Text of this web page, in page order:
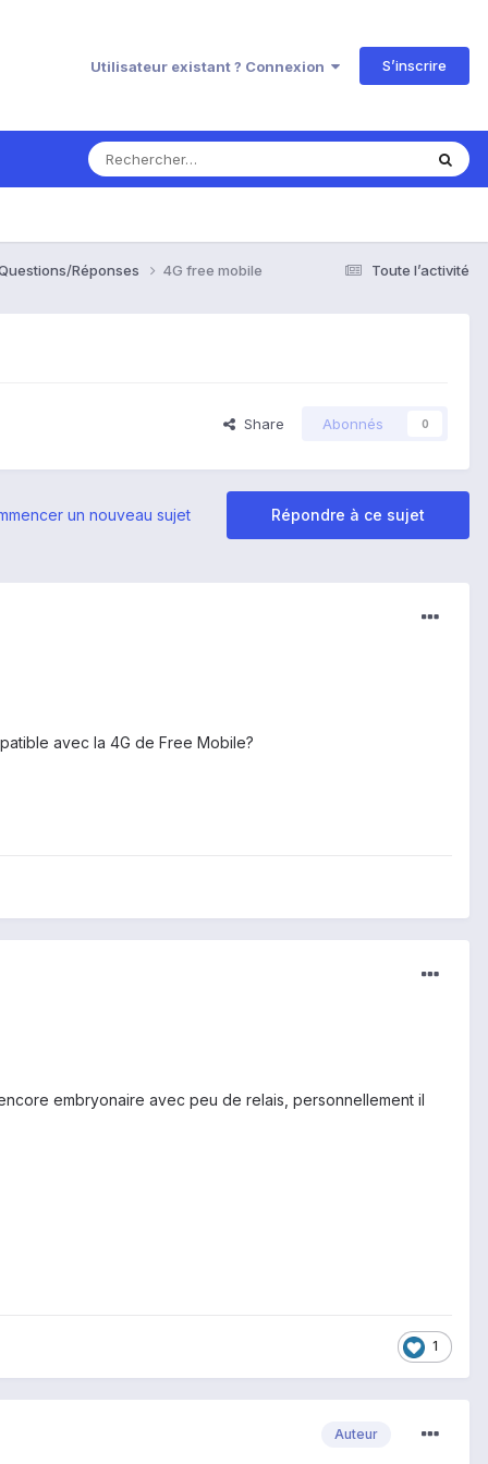
Utilisateur existant ? Connexion S’inscrire
Toute l’activité
Réponses 4G free mobile
Share Abonnés 0
Répondre à ce sujet
un nouveau sujet
avec la 4G de Free Mobile?
embryonaire avec peu de relais, personnellement il
1
Auteur